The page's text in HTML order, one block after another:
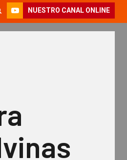
NUESTRO CANAL ONLINE